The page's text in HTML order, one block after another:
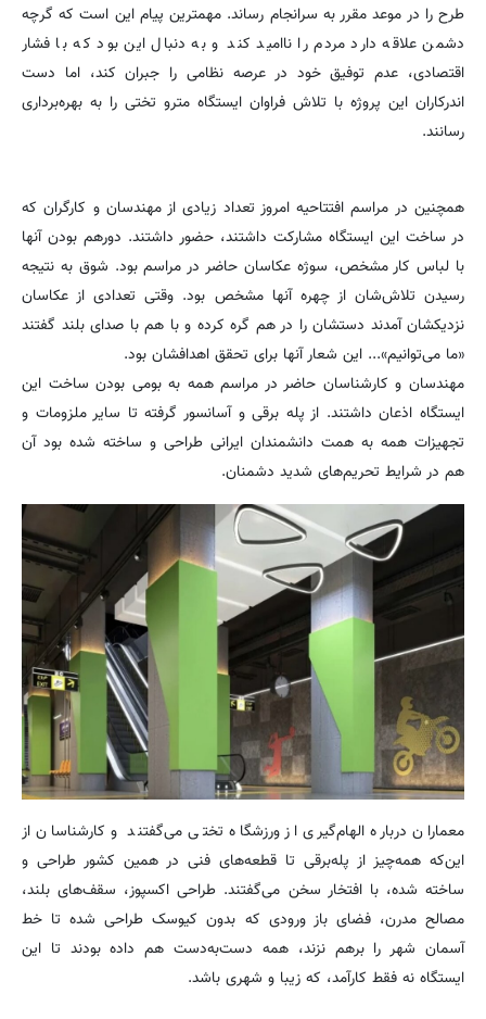
طرح را در موعد مقرر به سرانجام رساند. مهمترین پیام این است که گرچه
دشمن علاقه دارد مردم را ناامید کند و به دنبال این بود که با فشار
اقتصادی، عدم توفیق خود در عرصه نظامی را جبران کند، اما دست
اندرکاران این پروژه با تلاش فراوان ایستگاه مترو تختی را به بهره‌برداری
رسانند.
همچنین در مراسم افتتاحیه امروز تعداد زیادی از مهندسان و کارگران که
در ساخت این ایستگاه مشارکت داشتند، حضور داشتند. دورهم بودن آنها
با لباس کار مشخص، سوژه عکاسان حاضر در مراسم بود. شوق به نتیجه
رسیدن تلاش‌شان از چهره‌ آنها مشخص بود. وقتی تعدادی از عکاسان
نزدیکشان آمدند دستشان را در هم گره کرده و با هم با صدای بلند گفتند
«ما می‌توانیم»... این شعار آنها برای تحقق اهدافشان بود.
مهندسان و کارشناسان حاضر در مراسم همه به بومی بودن ساخت این
ایستگاه اذعان داشتند. از پله برقی و آسانسور گرفته تا سایر ملزومات و
تجهیزات همه به همت دانشمندان ایرانی طراحی و ساخته شده بود آن
هم در شرایط تحریم‌های شدید دشمنان.
معماران درباره الهام‌گیری از ورزشگاه تختی می‌گفتند و کارشناسان از
این‌که همه‌چیز از پله‌برقی تا قطعه‌های فنی در همین کشور طراحی و
ساخته شده، با افتخار سخن می‌گفتند. طراحی اکسپوز، سقف‌های بلند،
مصالح مدرن، فضای باز ورودی که بدون کیوسک طراحی شده تا خط
آسمان شهر را برهم نزند، همه دست‌به‌دست هم داده بودند تا این
ایستگاه نه فقط کارآمد، که زیبا و شهری باشد.